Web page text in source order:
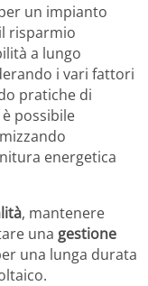
un impianto
risparmio
a lungo
i vari fattori
pratiche di
possibile
energetica
, mantenere
una gestione
una lunga durata